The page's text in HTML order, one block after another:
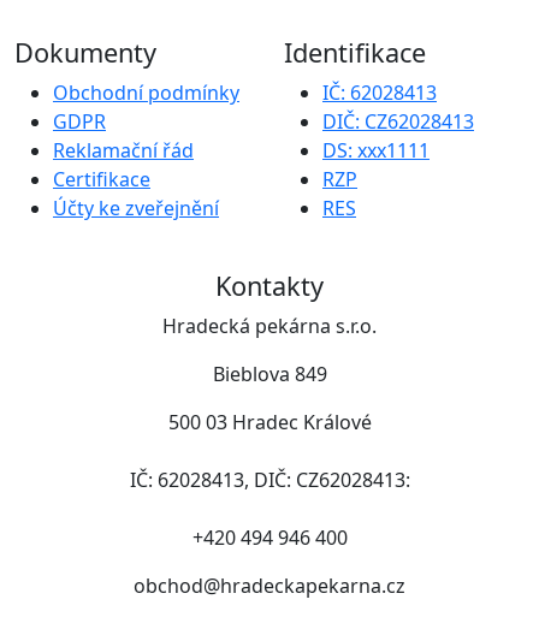
Dokumenty
Obchodní podmínky
GDPR
Reklamační řád
Certifikace
Účty ke zveřejnění
Identifikace
IČ: 62028413
DIČ: CZ62028413
DS: xxx1111
RZP
RES
Kontakty
Hradecká pekárna s.r.o.
Bieblova 849
500 03 Hradec Králové
IČ: 62028413, DIČ: CZ62028413:
+420 494 946 400
obchod@hradeckapekarna.cz